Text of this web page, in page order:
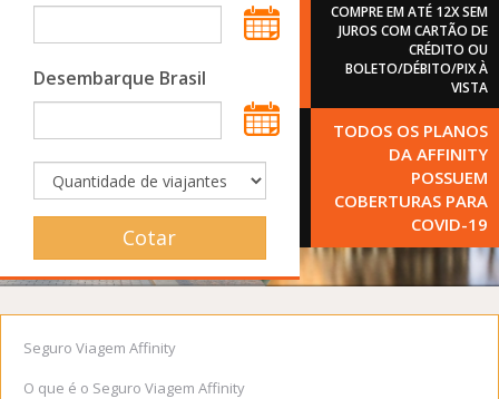
Desembarque Brasil
Cotar
COMPRE EM ATÉ 12X SEM
JUROS COM CARTÃO DE
CRÉDITO OU
BOLETO/DÉBITO/PIX À
VISTA
TODOS OS PLANOS
DA AFFINITY
POSSUEM
COBERTURAS PARA
COVID-19
Seguro Viagem Affinity
O que é o Seguro Viagem Affinity